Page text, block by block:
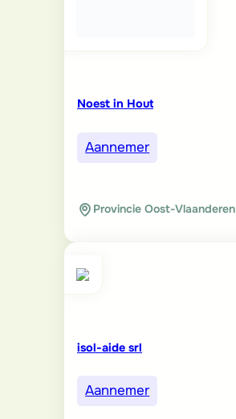
Noest in Hout
Aannemer
Provincie Oost-Vlaanderen
isol-aide srl
Aannemer